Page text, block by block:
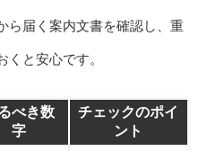
ら届く案内文書を確認し、重
と安心です。
べき数
字
チェックのポイ
ント